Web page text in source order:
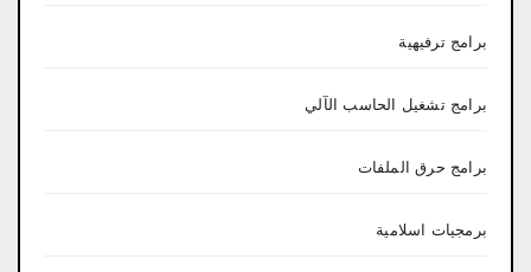
برامج ترفيهية
برامج تشغيل الحاسب الآلي
برامج حرق الملفات
برمجيات اسلامية